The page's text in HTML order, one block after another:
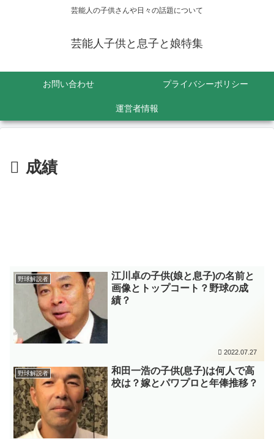
芸能人の子供さんや日々の話題について
芸能人子供と息子と娘特集
お問い合わせ プライバシーポリシー
運営者情報
成績
野球解説者
江川卓の子供(娘と息子)の名前と
画像とトップコート？野球の成
績？
2022.07.27
野球解説者
和田一浩の子供(息子)は何人で高
校は？嫁とパワプロと年俸推移？